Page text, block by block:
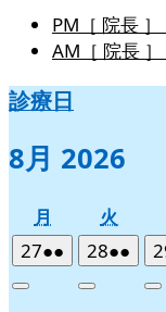
PM［ 院長 ］
AM［ 院長 ］
診療日
8月 2026
月
曜
日
火
曜
日
272026
年
●●
件
Close
282026
年
●●
件
Close